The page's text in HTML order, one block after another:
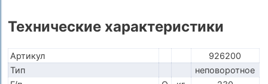
Технические характеристики
Артикул
926200
Тип
неповоротное